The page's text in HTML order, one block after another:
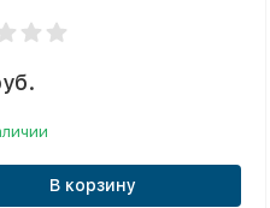
В корзину